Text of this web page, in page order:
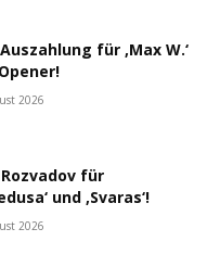
für ‚Max W.‘
2026
Rozvadov für
und ‚Svaras‘!
2026